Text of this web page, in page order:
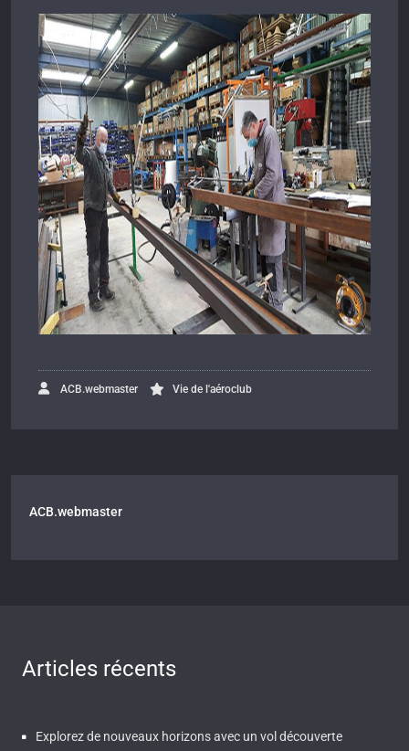
ACB.webmaster Vie de l'aéroclub
ACB.webmaster
Articles récents
Explorez de nouveaux horizons avec un vol découverte